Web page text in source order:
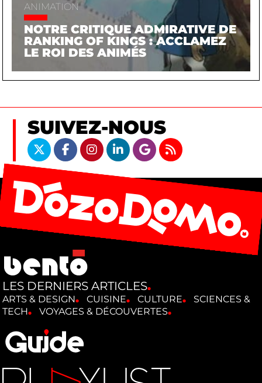
ANIMATION
NOTRE CRITIQUE ADMIRATIVE DE
RANKING OF KINGS : ACCLAMEZ
LE ROI DES ANIMÉS
SUIVEZ-NOUS
LES DERNIERS ARTICLES
ARTS & DESIGN CUISINE CULTURE
SCIENCES &
TECH
VOYAGES & DÉCOUVERTES